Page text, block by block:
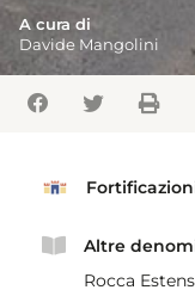
A cura di
Davide Mangolini
Altre
Rocca